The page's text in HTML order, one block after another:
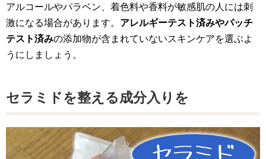
アルコールやパラベン、着色料や香料が敏感肌の人には刺
激になる場合があります。 アレルギーテスト済みやパッチ
テスト済みの添加物が含まれていないスキンケアを選ぶよ
うにしましょう。
セラミドを整える成分入りを